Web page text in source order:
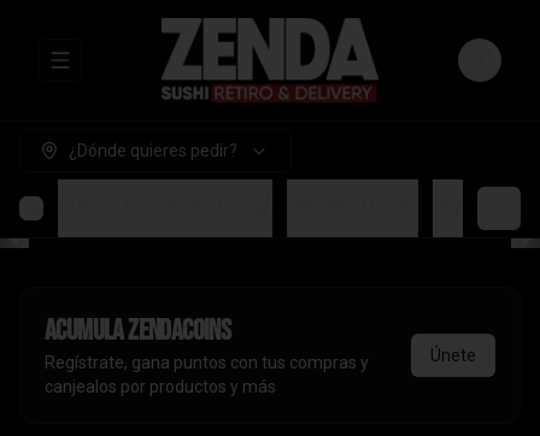
Abrir menu de navegación Login
¿Dónde quieres pedir?
AcumulaZendaCoins
Regístrate, gana puntos con tus compras y
canjealos por productos y más
Únete